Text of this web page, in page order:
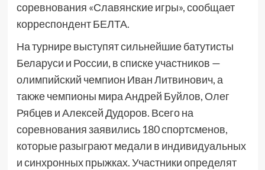
соревнования «Славянские игры», сообщает
корреспондент БЕЛТА.
На турнире выступят сильнейшие батутисты
Беларуси и России, в списке участников —
олимпийский чемпион Иван Литвинович, а
также чемпионы мира Андрей Буйлов, Олег
Рябцев и Алексей Дудоров. Всего на
соревнования заявились 180 спортсменов,
которые разыграют медали в индивидуальных
и синхронных прыжках. Участники определят